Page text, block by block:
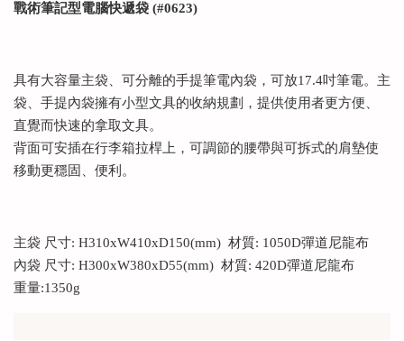
戰術筆記型電腦快遞袋 (#0623)
具有大容量主袋、可分離的手提筆電內袋，可放17.4吋筆電。主
袋、手提內袋擁有小型文具的收納規劃，提供使用者更方便、
直覺而快速的拿取文具。
背面可安插在行李箱拉桿上，可調節的腰帶與可拆式的肩墊使
移動更穩固、便利。
主袋 尺寸: H310xW410xD150(mm) 材質: 1050D彈道尼龍布
內袋 尺寸: H300xW380xD55(mm) 材質: 420D彈道尼龍布
重量:1350g